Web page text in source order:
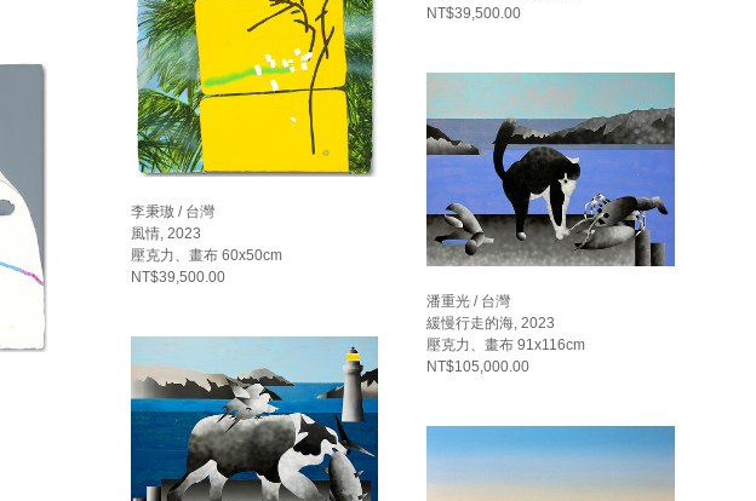
李秉璈 / 台灣
風情, 2023
壓克力、畫布 60x50cm
NT$39,500.00
NT$39,500.00
潘重光 / 台灣
緩慢行走的海, 2023
壓克力、畫布 91x116cm
NT$105,000.00